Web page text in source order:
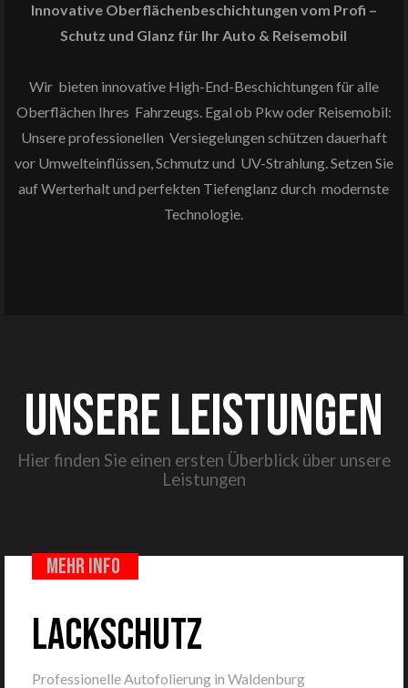
Innovative Oberflächenbeschichtungen vom Profi –
Schutz und Glanz für Ihr Auto & Reisemobil
Wir bieten innovative High-End-Beschichtungen für alle
Oberflächen Ihres Fahrzeugs. Egal ob Pkw oder Reisemobil:
Unsere professionellen Versiegelungen schützen dauerhaft
vor Umwelteinflüssen, Schmutz und UV-Strahlung. Setzen Sie
auf Werterhalt und perfekten Tiefenglanz durch modernste
Technologie.
UNSERE LEISTUNGEN
Hier finden Sie einen ersten Überblick über unsere
Leistungen
mehr info
Lackschutz
Professionelle Autofolierung in Waldenburg